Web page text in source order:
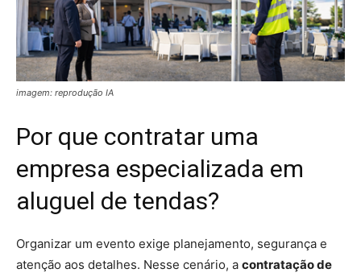
imagem: reprodução IA
Por que contratar uma
empresa especializada em
aluguel de tendas?
Organizar um evento exige planejamento, segurança e
atenção aos detalhes. Nesse cenário, a contratação de